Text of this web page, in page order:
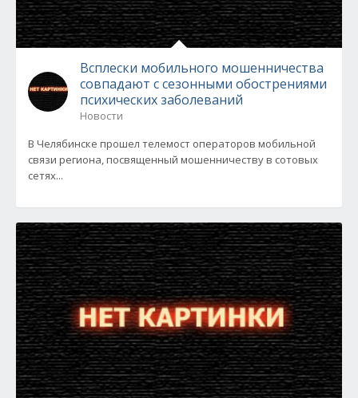
Всплески мобильного мошенничества
совпадают с сезонными обострениями
психических заболеваний
Новости
В Челябинске прошел телемост операторов мобильной
связи региона, посвященный мошенничеству в сотовых
сетях...